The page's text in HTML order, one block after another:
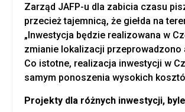
Zarząd JAFP-u dla zabicia czasu
przecież tajemnicą, że giełda na
„Inwestycja będzie realizowana w
zmianie lokalizacji przeprowadzono
Co istotne, realizacja inwestycji w
samym ponoszenia wysokich
Projekty dla różnych inwestycji,